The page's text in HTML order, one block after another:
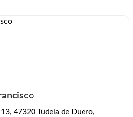
47320 Tudela de Duero,